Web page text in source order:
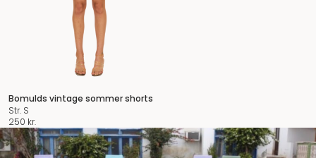
Bomulds vintage sommer shorts
Str. S
250 kr.